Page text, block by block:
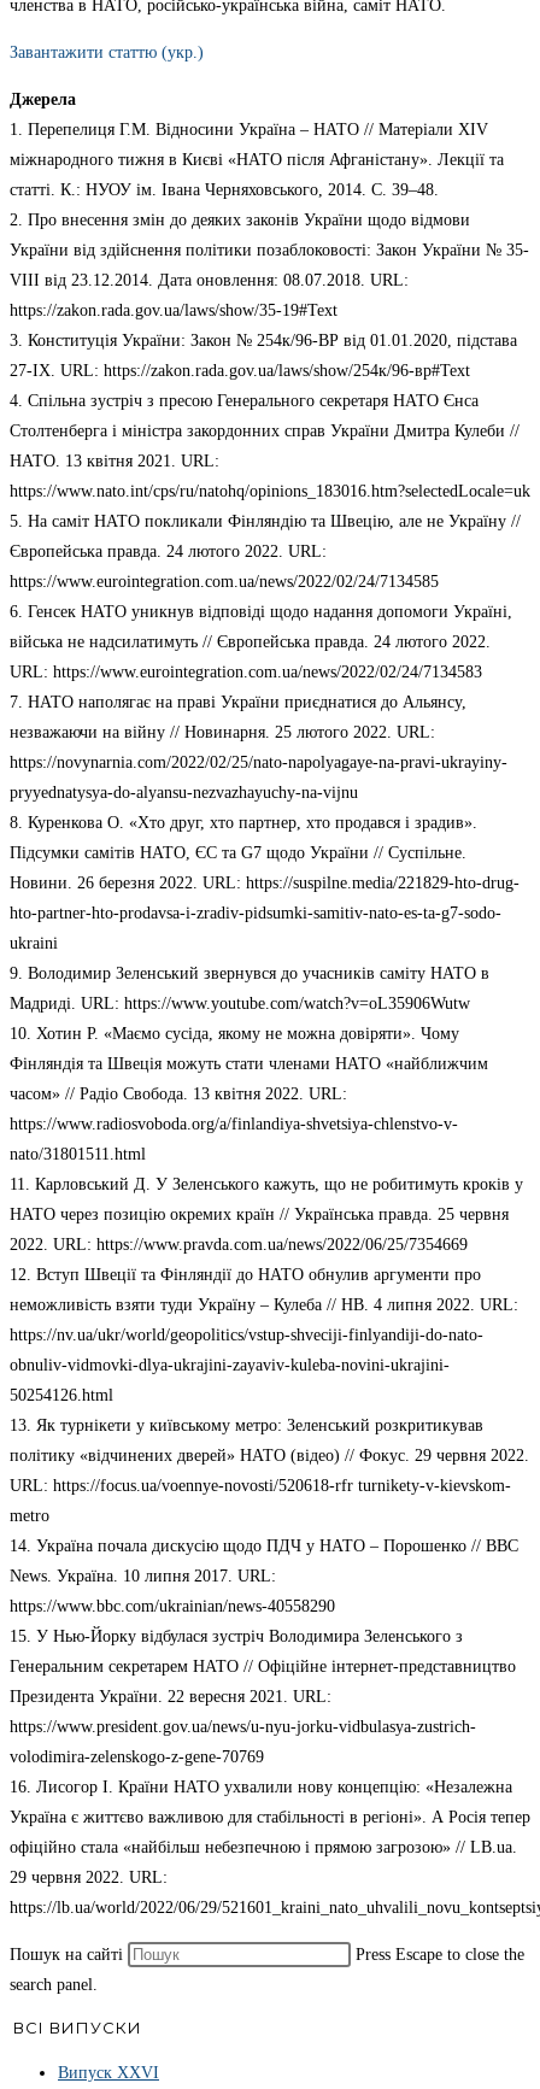
членства в НАТО, російсько-українська війна, саміт НАТО.
Завантажити статтю (укр.)
Джерела
1. Перепелиця Г.М. Відносини Україна – НАТО // Матеріали ХІV
міжнародного тижня в Києві «НАТО після Афганістану». Лекції та
статті. К.: НУОУ ім. Івана Черняховського, 2014. С. 39–48.
2. Про внесення змін до деяких законів України щодо відмови
України від здійснення політики позаблоковості: Закон України № 35-
VІІІ від 23.12.2014. Дата оновлення: 08.07.2018. URL:
https://zakon.rada.gov.ua/laws/show/35-19#Text
3. Конституція України: Закон № 254к/96-ВР від 01.01.2020, підстава
27-IX. URL: https://zakon.rada.gov.ua/laws/show/254к/96-вр#Text
4. Спільна зустріч з пресою Генерального секретаря НАТО Єнса
Столтенберга і міністра закордонних справ України Дмитра Кулеби //
НАТО. 13 квітня 2021. URL:
https://www.nato.int/cps/ru/natohq/opinions_183016.htm?selectedLocale=uk
5. На саміт НАТО покликали Фінляндію та Швецію, але не Україну //
Європейська правда. 24 лютого 2022. URL:
https://www.eurointegration.com.ua/news/2022/02/24/7134585
6. Генсек НАТО уникнув відповіді щодо надання допомоги Україні,
війська не надсилатимуть // Європейська правда. 24 лютого 2022.
URL: https://www.eurointegration.com.ua/news/2022/02/24/7134583
7. НАТО наполягає на праві України приєднатися до Альянсу,
незважаючи на війну // Новинарня. 25 лютого 2022. URL:
https://novynarnia.com/2022/02/25/nato-napolyagaye-na-pravi-ukrayiny-
pryyednatysya-do-alyansu-nezvazhayuchy-na-vijnu
8. Куренкова О. «Хто друг, хто партнер, хто продався і зрадив».
Підсумки самітів НАТО, ЄС та G7 щодо України // Суспільне.
Новини. 26 березня 2022. URL: https://suspilne.media/221829-hto-drug-
hto-partner-hto-prodavsa-i-zradiv-pidsumki-samitiv-nato-es-ta-g7-sodo-
ukraini
9. Володимир Зеленський звернувся до учасників саміту НАТО в
Мадриді. URL: https://www.youtube.com/watch?v=oL35906Wutw
10. Хотин Р. «Маємо сусіда, якому не можна довіряти». Чому
Фінляндія та Швеція можуть стати членами НАТО «найближчим
часом» // Радіо Свобода. 13 квітня 2022. URL:
https://www.radiosvoboda.org/a/finlandiya-shvetsiya-chlenstvo-v-
nato/31801511.html
11. Карловський Д. У Зеленського кажуть, що не робитимуть кроків у
НАТО через позицію окремих країн // Українська правда. 25 червня
2022. URL: https://www.pravda.com.ua/news/2022/06/25/7354669
12. Вступ Швеції та Фінляндії до НАТО обнулив аргументи про
неможливість взяти туди Україну – Кулеба // НВ. 4 липня 2022. URL:
https://nv.ua/ukr/world/geopolitics/vstup-shveciji-finlyandiji-do-nato-
obnuliv-vidmovki-dlya-ukrajini-zayaviv-kuleba-novini-ukrajini-
50254126.html
13. Як турнікети у київському метро: Зеленський розкритикував
політику «відчинених дверей» НАТО (відео) // Фокус. 29 червня 2022.
URL: https://focus.ua/voennye-novosti/520618-rfr turnikety-v-kievskom-
metro
14. Україна почала дискусію щодо ПДЧ у НАТО – Порошенко // BBC
News. Україна. 10 липня 2017. URL:
https://www.bbc.com/ukrainian/news-40558290
15. У Нью-Йорку відбулася зустріч Володимира Зеленського з
Генеральним секретарем НАТО // Офіційне інтернет-представництво
Президента України. 22 вересня 2021. URL:
https://www.president.gov.ua/news/u-nyu-jorku-vidbulasya-zustrich-
volodimira-zelenskogo-z-gene-70769
16. Лисогор І. Країни НАТО ухвалили нову концепцію: «Незалежна
Україна є життєво важливою для стабільності в регіоні». А Росія тепер
офіційно стала «найбільш небезпечною і прямою загрозою» // LB.ua.
29 червня 2022. URL:
https://lb.ua/world/2022/06/29/
Пошук на сайті
Press Escape to close the
search panel.
ВСІ ВИПУСКИ
Випуск ХХVІ